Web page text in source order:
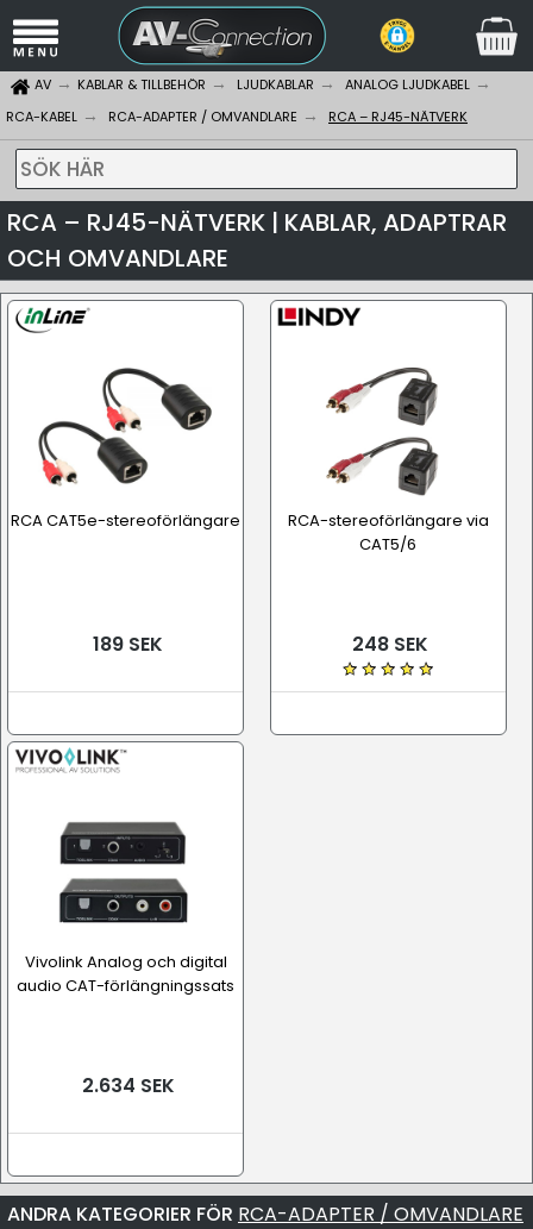
AV KABLAR & TILLBEHÖR LJUDKABLAR
ANALOG LJUDKABEL
RCA-KABEL
RCA-ADAPTER / OMVANDLARE RCA – RJ45-NÄTVERK
SÖK HÄR
RCA – RJ45-NÄTVERK | KABLAR, ADAPTRAR
OCH OMVANDLARE
RCA CAT5e-stereoförlängare
189 SEK
RCA-stereoförlängare via
CAT5/6
248 SEK
Vivolink Analog och digital
audio CAT-förlängningssats
2.634 SEK
ANDRA KATEGORIER FÖR RCA-ADAPTER / OMVANDLARE